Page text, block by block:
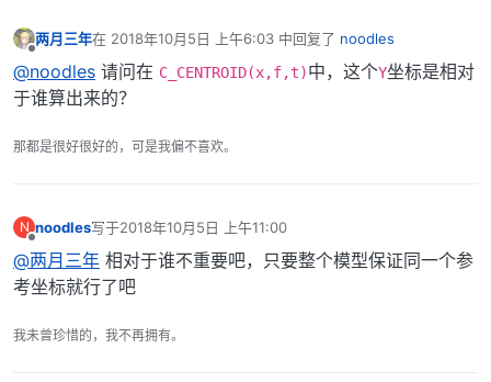
两月三年在 2018年10月5日 上午6:03 中回复了 noodles
最后由 编辑
@noodles 请问在 C_CENTROID(x,f,t)中，这个Y坐标是相对
于谁算出来的？
那都是很好很好的，可是我偏不喜欢。
N noodles写于2018年10月5日 上午11:00
最后由 编辑
@两月三年 相对于谁不重要吧，只要整个模型保证同一个参
考坐标就行了吧
我未曾珍惜的，我不再拥有。